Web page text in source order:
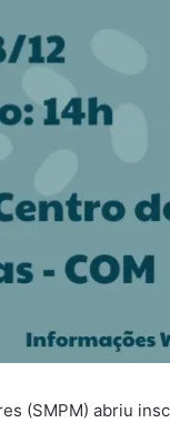
(SMPM) abriu